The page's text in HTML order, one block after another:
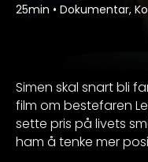
25min • Dokumentar,
Simen skal snart bli
film om bestefaren
sette pris på livets
ham å tenke mer